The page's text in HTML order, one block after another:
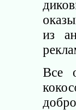
из
Все